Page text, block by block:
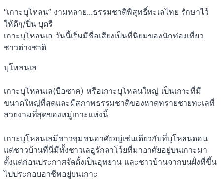
“เกาะบุโหลน” งามหลาย...ธรรมชาติพิสุทธิ์ทะเลไทย รักษาไว้
ให้ดีๆ/ปิ่น บุตรี
เกาะบุโหลนเล วันนี้เริ่มมีชื่อเสียงเป็นที่นิยมของนักท่องเที่ยว
ชาวต่างชาติ
บุโหลนเล
เกาะบุโหลนเล(บือซาค) หรือเกาะบุโหลนใหญ่ เป็นเกาะที่มี
ขนาดใหญ่ที่สุดและมีสภาพธรรมชาติของหาดทรายชายทะเลที่
สวยงามที่สุดของหมู่เกาะแห่งนี้
เกาะบุโหลนเลมีชาวชุมชนอาศัยอยู่เช่นเดียวกับที่บุโหลนดอน
แต่ชาวบ้านที่นี่มีทั้งชาวเลอูรักลาโว้ยที่มาอาศัยอยู่บนเกาะมา
ตั้งแต่ก่อนประกาศจัดตั้งเป็นอุทยาน และชาวบ้านจากบนฝั่งที่ขึ้น
ไปประกอบอาชีพอยู่บนเกาะ